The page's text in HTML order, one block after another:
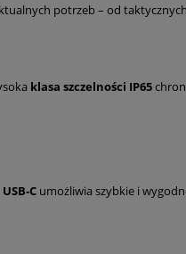
potrzeb – od
klasa szczelności IP65
USB-C umożliwia szybkie i